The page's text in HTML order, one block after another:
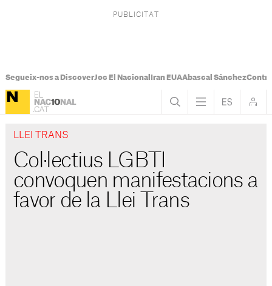
Segueix-nos a DiscoverJoc El Nacional Iran EUAAbascal Sánchez
LLEI TRANS
Col·lectius LGBTI
convoquen manifestacions a
favor de la Llei Trans